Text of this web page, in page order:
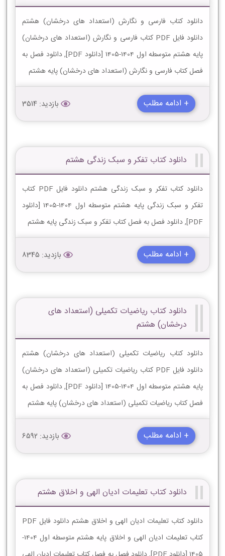
دانلود کتاب فارسی و نگارش (استعداد های درخشان) هشتم
دانلود فایل PDF کتاب فارسی و نگارش (استعداد های درخشان)
پایه هشتم متوسطه اول 1404-1405 [دانلود PDF], دانلود فصل به
فصل کتاب فارسی و نگارش (استعداد های درخشان) پایه هشتم
+ ادامه مطلب بازدید: 3514
دانلود کتاب تفکر و سبک زندگی هشتم
دانلود کتاب تفکر و سبک زندگی هشتم دانلود فایل PDF کتاب
تفکر و سبک زندگی پایه هشتم متوسطه اول 1404-1405 [دانلود
PDF], دانلود فصل به فصل کتاب تفکر و سبک زندگی پایه هشتم
+ ادامه مطلب بازدید: 8345
دانلود کتاب ریاضیات تکمیلی (استعداد های
درخشان) هشتم
دانلود کتاب ریاضیات تکمیلی (استعداد های درخشان) هشتم
دانلود فایل PDF کتاب ریاضیات تکمیلی (استعداد های درخشان)
پایه هشتم متوسطه اول 1404-1405 [دانلود PDF], دانلود فصل به
فصل کتاب ریاضیات تکمیلی (استعداد های درخشان) پایه هشتم
+ ادامه مطلب بازدید: 6592
دانلود کتاب تعلیمات ادیان الهى و اخلاق هشتم
دانلود کتاب تعلیمات ادیان الهى و اخلاق هشتم دانلود فایل PDF
کتاب تعلیمات ادیان الهى و اخلاق پایه هشتم متوسطه اول 1404-